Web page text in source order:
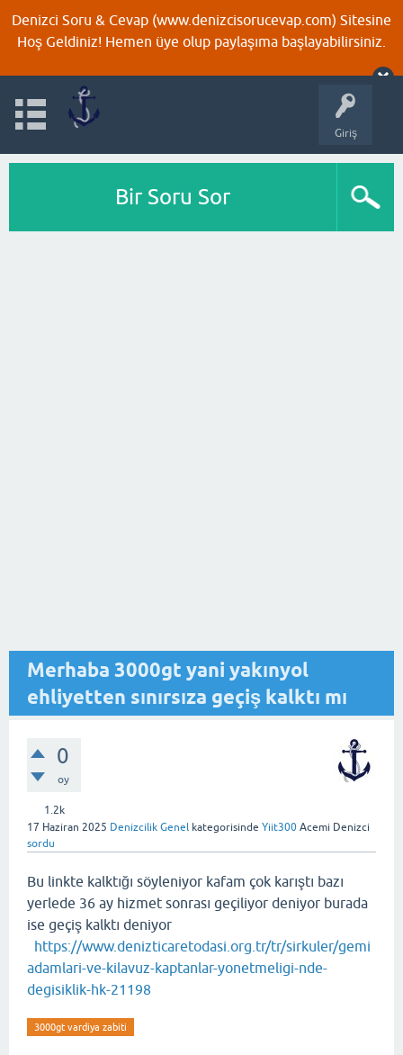
Denizci Soru & Cevap (www.denizcisorucevap.com) Sitesine
Hoş Geldiniz! Hemen üye olup paylaşıma başlayabilirsiniz.
Giriş
Bir Soru Sor
Merhaba 3000gt yani yakınyol
ehliyetten sınırsıza geçiş kalktı mı
0
oy
1.2k
17 Haziran 2025 Denizcilik Genel kategorisinde Yiit300 Acemi Denizci
sordu
Bu linkte kalktığı söyleniyor kafam çok karıştı bazı
yerlede 36 ay hizmet sonrası geçiliyor deniyor burada
ise geçiş kalktı deniyor
https://www.denizticaretodasi.org.tr/tr/sirkuler/gemi
adamlari-ve-kilavuz-kaptanlar-yonetmeligi-nde-
degisiklik-hk-21198
3000gt vardiya zabiti